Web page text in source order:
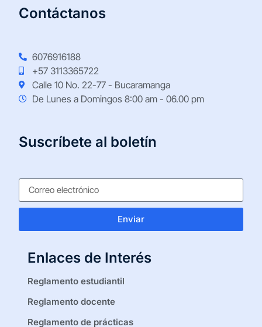
Contáctanos
6076916188
+57 3113365722
Calle 10 No. 22-77 - Bucaramanga
De Lunes a Domingos 8:00 am - 06.00 pm
Suscríbete al boletín
Enviar
Enlaces de Interés
Reglamento estudiantil
Reglamento docente
Reglamento de prácticas